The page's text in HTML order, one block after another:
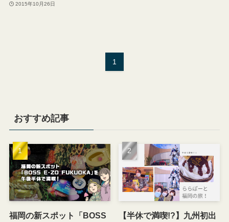
2015年10月26日
1
おすすめ記事
福岡の新スポット「BOSS
【半休で満喫!?】九州初出